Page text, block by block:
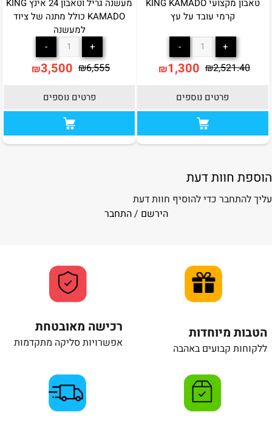
טאבון מקצועי KING KAMADO
קרמי עובד על עץ
₪2,521.40
₪1,300
פרטים נוספים
מעשנה גריל וטאבון 24 אינץ KING
KAMADO כולל מתנה של ציוד
למעשנה
₪6,555
₪3,500
פרטים נוספים
הוספת חוות דעת
עליך להתחבר כדי להוסיף חוות דעת
הירשם /התחבר
הטבות מיוחדות
ללקוחות קבועים באהבה
רכישה מאובטחת
אפשרויות סליקה מתקדמות